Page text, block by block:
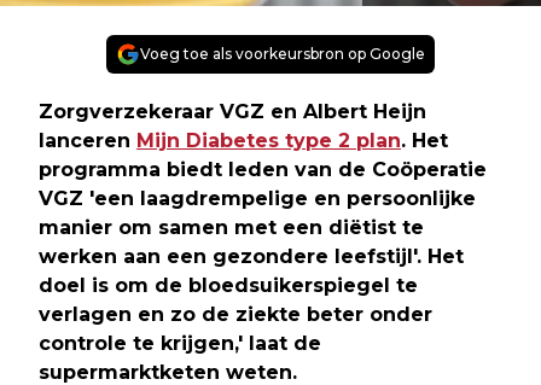
Voeg toe als voorkeursbron op Google
Zorgverzekeraar VGZ en Albert Heijn
lanceren Mijn Diabetes type 2 plan. Het
programma biedt leden van de Coöperatie
VGZ 'een laagdrempelige en persoonlijke
manier om samen met een diëtist te
werken aan een gezondere leefstijl'. Het
doel is om de bloedsuikerspiegel te
verlagen en zo de ziekte beter onder
controle te krijgen,' laat de
supermarktketen weten.